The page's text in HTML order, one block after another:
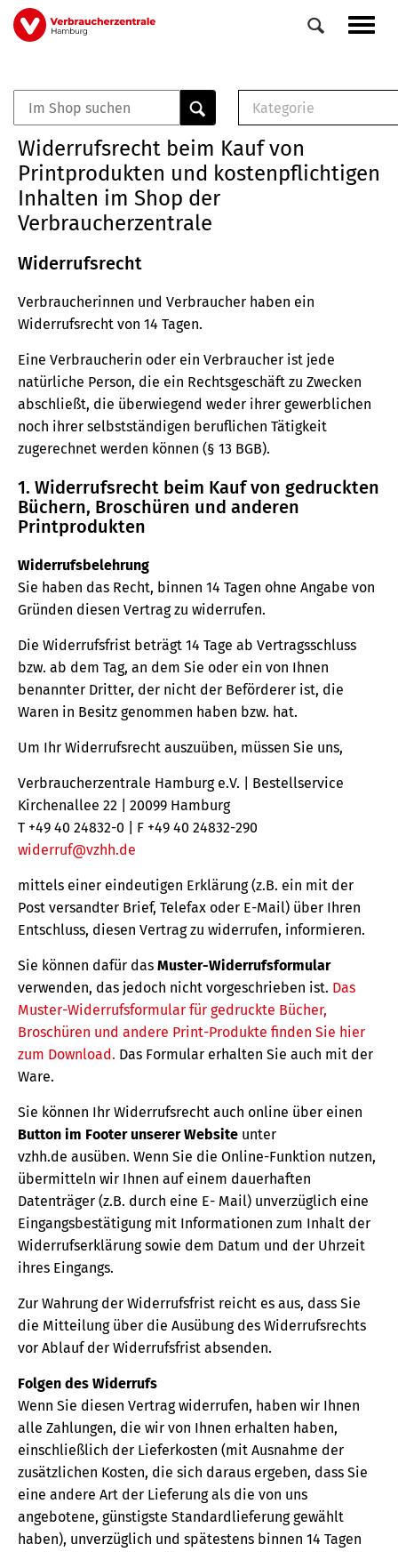
Direkt
zum
Veranstaltungen
0
Elemente
Kategorie
Musterbrief (RTF)
E-Broschüre
Widerrufsrecht beim Kauf von
Printprodukten und kostenpflichtigen
Inhalten im Shop der
Verbraucherzentrale
Widerrufsrecht
Verbraucherinnen und Verbraucher haben ein
Widerrufsrecht von 14 Tagen.
Eine Verbraucherin oder ein Verbraucher ist jede
natürliche Person, die ein Rechtsgeschäft zu Zwecken
abschließt, die überwiegend weder ihrer gewerblichen
noch ihrer selbstständigen beruflichen Tätigkeit
zugerechnet werden können (§ 13 BGB).
1. Widerrufsrecht beim Kauf von gedruckten
Büchern, Broschüren und anderen
Printprodukten
Widerrufsbelehrung
Sie haben das Recht, binnen 14 Tagen ohne Angabe von
Gründen diesen Vertrag zu widerrufen.
Die Widerrufsfrist beträgt 14 Tage ab Vertragsschluss
bzw. ab dem Tag, an dem Sie oder ein von Ihnen
benannter Dritter, der nicht der Beförderer ist, die
Waren in Besitz genommen haben bzw. hat.
Um Ihr Widerrufsrecht auszuüben, müssen Sie uns,
Verbraucherzentrale Hamburg e.V. | Bestellservice
Kirchenallee 22 | 20099 Hamburg
T +49 40 24832-0 | F +49 40 24832-290
widerruf@vzhh.de
mittels einer eindeutigen Erklärung (z.B. ein mit der
Post versandter Brief, Telefax oder E-Mail) über Ihren
Entschluss, diesen Vertrag zu widerrufen, informieren.
Sie können dafür das Muster-Widerrufsformular
verwenden, das jedoch nicht vorgeschrieben ist. Das
Muster-Widerrufsformular für gedruckte Bücher,
Broschüren und andere Print-Produkte finden Sie hier
zum Download. Das Formular erhalten Sie auch mit der
Ware.
Sie können Ihr Widerrufsrecht auch online über einen
Button im Footer unserer Website unter
vzhh.de ausüben. Wenn Sie die Online-Funktion nutzen,
übermitteln wir Ihnen auf einem dauerhaften
Datenträger (z.B. durch eine E- Mail) unverzüglich eine
Eingangsbestätigung mit Informationen zum Inhalt der
Widerrufserklärung sowie dem Datum und der Uhrzeit
ihres Eingangs.
Zur Wahrung der Widerrufsfrist reicht es aus, dass Sie
die Mitteilung über die Ausübung des Widerrufsrechts
vor Ablauf der Widerrufsfrist absenden.
Folgen des Widerrufs
Wenn Sie diesen Vertrag widerrufen, haben wir Ihnen
alle Zahlungen, die wir von Ihnen erhalten haben,
einschließlich der Lieferkosten (mit Ausnahme der
zusätzlichen Kosten, die sich daraus ergeben, dass Sie
eine andere Art der Lieferung als die von uns
angebotene, günstigste Standardlieferung gewählt
haben), unverzüglich und spätestens binnen 14 Tagen